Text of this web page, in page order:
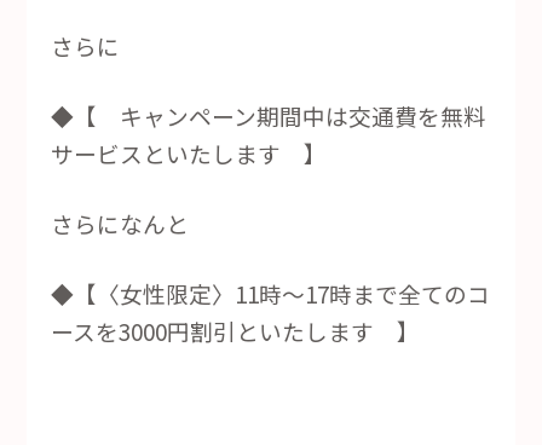
さらに
◆【 キャンペーン期間中は交通費を無料
サービスといたします 】
さらになんと
◆【〈女性限定〉11時～17時まで全てのコ
ースを3000円割引といたします 】